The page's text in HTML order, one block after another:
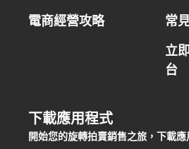
電商經營攻略 常
立
台
下載應用程式
開始您的旋轉拍賣銷售之旅，下載應